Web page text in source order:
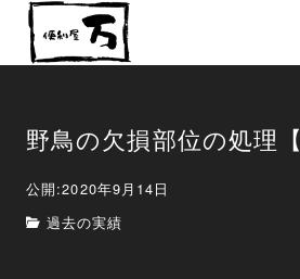
野鳥の欠損部位の処理
公開:2020年9月14日
過去の実績